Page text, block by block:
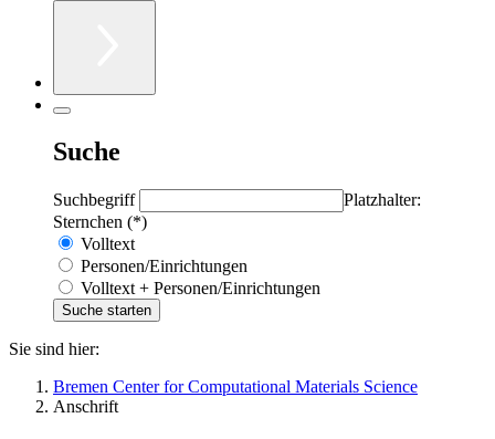
Suche
Suchbegriff
Platzhalter:
Sternchen (*)
Volltext
Personen/Einrichtungen
Volltext + Personen/Einrichtungen
Sie sind hier:
Bremen Center for Computational Materials Science
Anschrift